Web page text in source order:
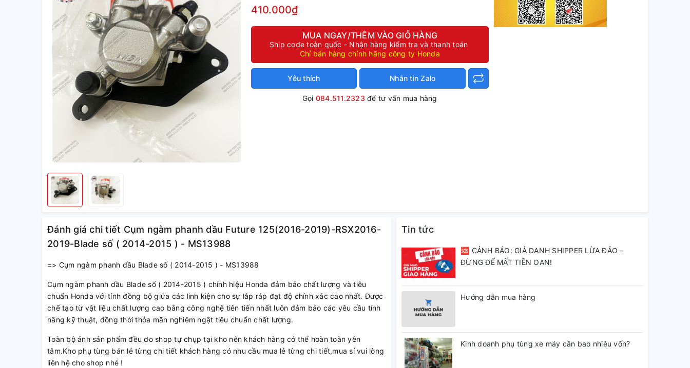
410.000₫
MUA NGAY/THÊM VÀO GIỎ HÀNG
Ship code toàn quốc - Nhận hàng kiểm tra và thanh toán
Chỉ bán hàng chính hãng công ty Honda
Yêu thích Nhắn tin Zalo
Gọi 084.511.2323 để tư vấn mua hàng
Đánh giá chi tiết Cụm ngàm phanh dầu Future 125(2016-2019)-RSX2016-
2019-Blade số ( 2014-2015 ) - MS13988
=> Cụm ngàm phanh dầu Blade số ( 2014-2015 ) - MS13988
Cụm ngàm phanh dầu Blade số ( 2014-2015 ) chính hiệu Honda đảm bảo chất lượng và tiêu
chuẩn Honda với tính đồng bộ giữa các linh kiện cho sự lắp ráp đạt độ chính xác cao nhất. Được
chế tạo từ vật liệu chất lượng cao bằng công nghệ tiên tiến nhất luôn đảm bảo các yêu cầu tính
năng kỹ thuật, đồng thời thỏa mãn nghiêm ngặt tiêu chuẩn chất lượng.
Toàn bộ ảnh sản phẩm đều do shop tự chụp tại kho nên khách hàng có thể hoàn toàn yên
tâm.Kho phụ tùng bán lẻ từng chi tiết khách hàng có nhu cầu mua lẻ từng chi tiết,mua sỉ vui lòng
liên hệ cho shop nhé !
Tin tức
🆘 CẢNH BÁO: GIẢ DANH SHIPPER LỪA ĐẢO –
ĐỪNG ĐỂ MẤT TIỀN OAN!
Hướng dẫn mua hàng
Kinh doanh phụ tùng xe máy cần bao nhiêu vốn?